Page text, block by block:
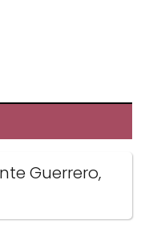
Guerrero,